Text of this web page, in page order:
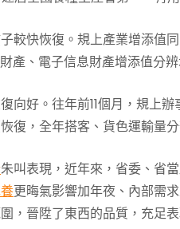
較快恢復。規上產業增添值
產、電子信息財產增添值分辨
向好。往年前11個月，規上
復，全年搭客、貨色運輸量分
朱叫表現，近年來，省委、省
更晦氣影響加年夜、內部需
，晉陞了東西的品質，充足